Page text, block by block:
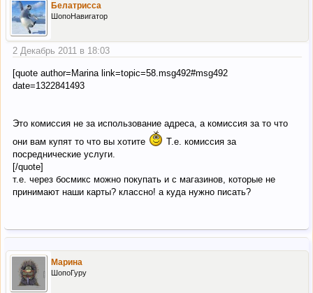
Белатрисса
ШопоНавигатор
2 Декабрь 2011 в 18:03
[quote author=Marina link=topic=58.msg492#msg492
date=1322841493
Это комиссия не за использование адреса, а комиссия за то что
они вам купят то что вы хотите
Т.е. комиссия за
посреднические услуги.
[/quote]
т.е. через босмикс можно покупать и с магазинов, которые не
принимают наши карты? классно! а куда нужно писать?
Марина
ШопоГуру